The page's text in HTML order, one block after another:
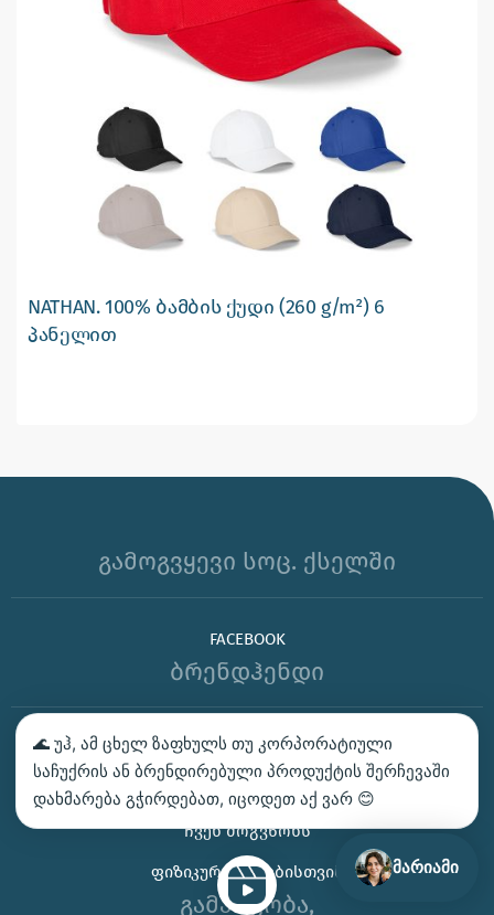
NATHAN. 100% ბამბის ქუდი (260 g/m²) 6
პანელით
გამოგვყევი სოც. ქსელში
FACEBOOK
ბრენდჰენდი
ᲑᲔᲭᲓᲕᲐ – ᲛᲝᲘᲗᲮᲝᲕᲔ ᲡᲐᲛᲐᲒᲐᲚᲘᲗᲝ
ᲙᲝᲜᲢᲐᲥᲢᲘ
ᲩᲕᲔᲜ ᲛᲝᲒᲕᲬᲝᲜᲡ
ᲤᲘᲖᲘᲙᲣᲠᲘ ᲞᲘᲠᲔᲑᲘᲡᲗᲕᲘᲡ
გამარჯობა,
მარიამი
🌊 უჰ, ამ ცხელ ზაფხულს თუ კორპორატიული
საჩუქრის ან ბრენდირებული პროდუქტის შერჩევაში
დახმარება გჭირდებათ, იცოდეთ აქ ვარ 😊